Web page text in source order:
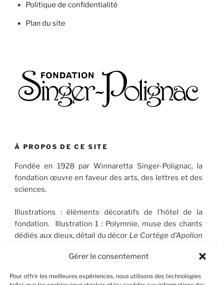
Gérer le consentement
Pour offrir les meilleures expériences, nous utilisons des technologies
Politique de confidentialité
Plan du site
À PROPOS DE CE SITE
Fondée en 1928 par Winnaretta Singer-Polignac, la
fondation œuvre en faveur des arts, des lettres et des
sciences.
Illustrations : éléments décoratifs de l’hôtel de la
fondation. Illustration 1 : Polymnie, muse des chants
dédiés aux dieux, détail du décor Le Cortège d’Apollon
orne le plafond du Salon de musique. © FSP/OLG